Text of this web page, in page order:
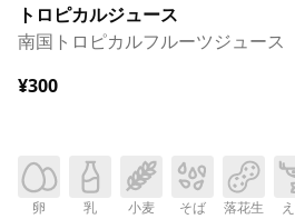
トロピカルジュース
南国トロピカルフルーツジュース
¥300
卵 乳 小麦 そば 落花生